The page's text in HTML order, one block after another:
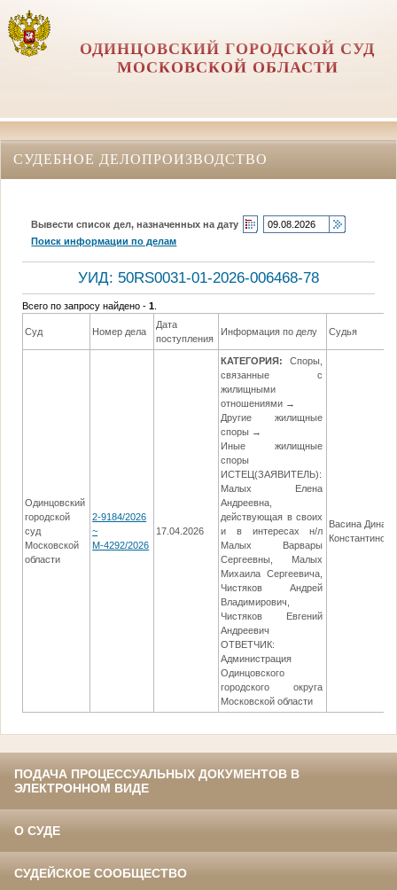
ОДИНЦОВСКИЙ ГОРОДСКОЙ СУД
МОСКОВСКОЙ ОБЛАСТИ
СУДЕБНОЕ ДЕЛОПРОИЗВОДСТВО
Вывести список дел, назначенных на дату
Поиск информации по делам
УИД: 50RS0031-01-2026-006468-78
Всего по запросу найдено -1
Суд Номер дела
Дата
поступления
Информация по делу Судья
Одинцовский
городской
суд
Московской
области
2-9184/2026
~
М-4292/2026
17.04.2026
КАТЕГОРИЯ:
Споры,
связанные с
жилищными
отношениями →
Другие жилищные
споры →
Иные жилищные
споры
ИСТЕЦ(ЗАЯВИТЕЛЬ):
Малых Елена
Андреевна,
действующая в своих
и в интересах н/л
Малых Варвары
Сергеевны, Малых
Михаила Сергеевича,
Чистяков Андрей
Владимирович,
Чистяков Евгений
Андреевич
ОТВЕТЧИК:
Администрация
Одинцовского
городского округа
Московской области
Васина Дина
ПОДАЧА ПРОЦЕССУАЛЬНЫХ ДОКУМЕНТОВ В
ЭЛЕКТРОННОМ ВИДЕ
О СУДЕ
СУДЕЙСКОЕ СООБЩЕСТВО